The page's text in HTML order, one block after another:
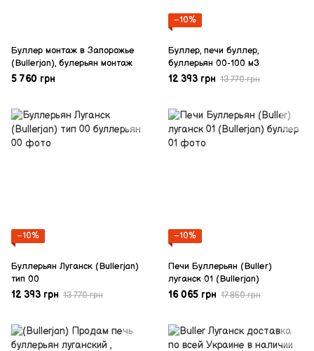
Буллер монтаж в Запорожье
(Bullerjan), булерьян монтаж
5 760 грн
−10%
Буллер, печи буллер,
буллерьян 00-100 м3
12 393 грн 13 770 грн
−10%
Буллерьян Луганск (Bullerjan)
тип 00
12 393 грн 13 770 грн
−10%
Печи Буллерьян (Buller)
луганск 01 (Bullerjan)
16 065 грн 17 850 грн